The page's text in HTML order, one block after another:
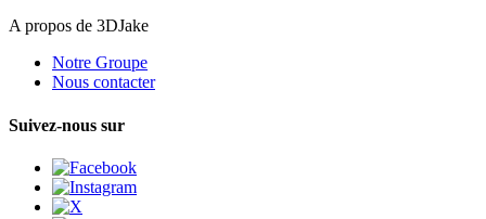
A propos de 3DJake
Notre Groupe
Nous contacter
Suivez-nous sur